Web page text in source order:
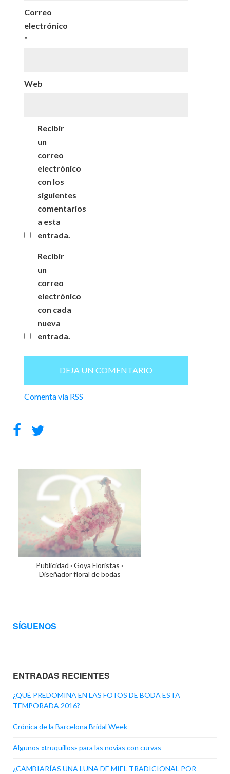
Correo
electrónico
*
Web
Recibir
un
correo
electrónico
con los
siguientes
comentarios
a esta
entrada.
Recibir
un
correo
electrónico
con cada
nueva
entrada.
Comenta vía RSS
Publicidad · Goya Floristas ·
Diseñador floral de bodas
SÍGUENOS
ENTRADAS RECIENTES
¿QUÉ PREDOMINA EN LAS FOTOS DE BODA ESTA
TEMPORADA 2016?
Crónica de la Barcelona Bridal Week
Algunos «truquillos» para las novias con curvas
¿CAMBIARÍAS UNA LUNA DE MIEL TRADICIONAL POR